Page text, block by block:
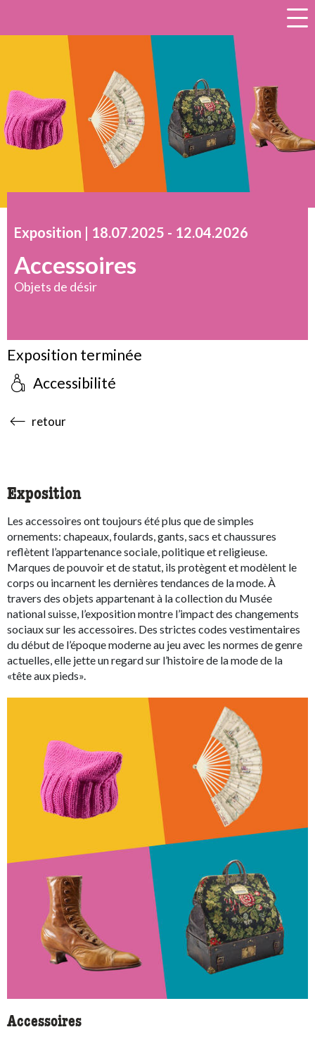
Accessoires
Objets de désir
Exposition | 18.07.2025 accessibility.time_to
- 12.04.2026
Exposition terminée
Accessibilité
accessibility.sr-only.body-term
retour
Exposition
Les accessoires ont toujours été plus que de simples
ornements: chapeaux, foulards, gants, sacs et chaussures
reflètent l’appartenance sociale, politique et religieuse.
Marques de pouvoir et de statut, ils protègent et modèlent le
corps ou incarnent les dernières tendances de la mode. À
travers des objets appartenant à la collection du Musée
national suisse, l’exposition montre l’impact des changements
sociaux sur les accessoires. Des strictes codes vestimentaires
du début de l’époque moderne au jeu avec les normes de genre
actuelles, elle jette un regard sur l’histoire de la mode de la
«tête aux pieds».
Accessoires